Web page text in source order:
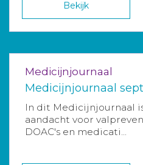
Bekijk
Medicijnjournaal
Medicijnjournaal
In dit Medicijnjournaal
aandacht voor
DOAC's en medicati...